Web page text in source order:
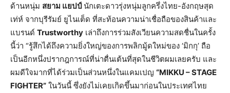
ด้านหนุ่ม สยาม แยปป์ นักเตะดาวรุ่งหนุ่มลูกครึ่งไทย-อังกฤษสุด
เท่ห์ จากบุรีรัมย์ ยูไนเต็ด ที่สะท้อนความน่าเชื่อถือของสินค้าและ
แบรนด์ Trustworthy เล่าถึงการร่วมสังเวียนความสดชื่นในครั้ง
นี้ว่า “รู้สึกได้ถึงความยิ่งใหญ่ของการพลิกมู้ดใหม่ของ ‘มิกกุ’ ถือ
เป็นอีกหนึ่งปรากฎการณ์ที่น่าตื่นเต้นที่สุดในชีวิตผมเลยครับ และ
ผมดีใจมากที่ได้ร่วมเป็นส่วนหนึ่งในแคมเปญ “MIKKU – STAGE
FIGHTER” ในวันนี้ ซึ่งยังไม่เคยเกิดขึ้นมาก่อนในประเทศไทย